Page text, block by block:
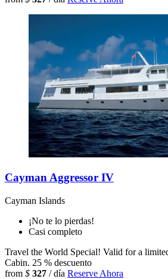
Cayman Aggressor IV
Cayman Islands
¡No te lo pierdas!
Casi completo
Travel the World Special! Valid for a
Cabin. 25 % descuento
from $ 327 / día Reserve Ahora